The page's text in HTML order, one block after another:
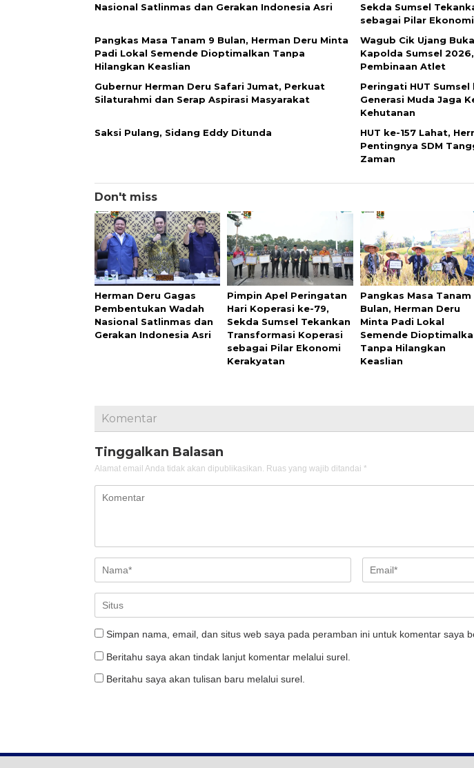
Nasional Satlinmas dan Gerakan Indonesia Asri
Sekda Sumsel
sebagai Pilar
Pangkas Masa Tanam 9 Bulan, Herman Deru Minta
Padi Lokal Semende Dioptimalkan Tanpa
Hilangkan Keaslian
Wagub Cik Ujang
Kapolda Sumsel
Pembinaan Atlet
Gubernur Herman Deru Safari Jumat, Perkuat
Silaturahmi dan Serap Aspirasi Masyarakat
Peringati HUT
Generasi Muda Jaga
Kehutanan
Saksi Pulang, Sidang Eddy Ditunda
HUT ke-157 Lahat,
Pentingnya SDM
Zaman
Don't miss
Herman Deru Gagas
Pembentukan Wadah
Nasional Satlinmas dan
Gerakan Indonesia Asri
Pimpin Apel Peringatan
Hari Koperasi ke-79,
Sekda Sumsel Tekankan
Transformasi Koperasi
sebagai Pilar Ekonomi
Kerakyatan
Pangkas Masa Tanam
Bulan, Herman Deru
Minta Padi Lokal
Semende
Tanpa Hilangkan
Keaslian
Komentar
Tinggalkan Balasan
Alamat email Anda tidak akan dipublikasikan. Ruas yang wajib ditandai *
Simpan nama, email, dan situs web saya pada peramban ini untuk komentar saya
Beritahu saya akan tindak lanjut komentar melalui surel.
Beritahu saya akan tulisan baru melalui surel.